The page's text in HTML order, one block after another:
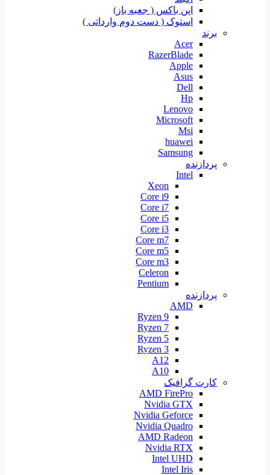
اپن باکس ( جعبه باز)
استوک ( دست دوم وارداتی )
برند
Acer
RazerBlade
Apple
Asus
Dell
Hp
Lenovo
Microsoft
Msi
huawei
Samsung
پردازنده
Intel
Xeon
Core i9
Core i7
Core i5
Core i3
Core m7
Core m5
Core m3
Celeron
Pentium
پردازنده
AMD
Ryzen 9
Ryzen 7
Ryzen 5
Ryzen 3
A12
A10
کارت گرافیک
AMD FirePro
Nvidia GTX
Nvidia Geforce
Nvidia Quadro
AMD Radeon
Nvidia RTX
Intel UHD
Intel Iris